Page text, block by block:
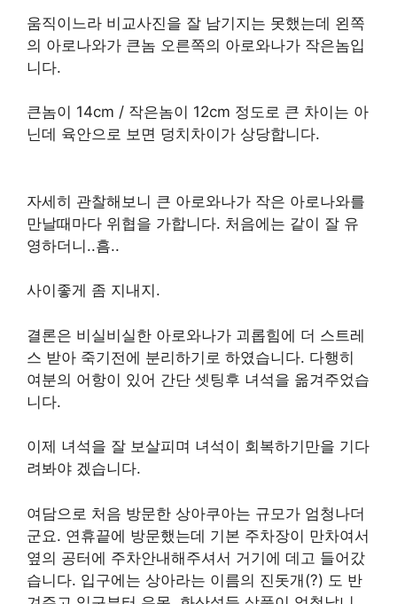
움직이느라 비교사진을 잘 남기지는 못했는데 왼쪽
의 아로나와가 큰놈 오른쪽의 아로와나가 작은놈입
니다.
큰놈이 14cm / 작은놈이 12cm 정도로 큰 차이는 아
닌데 육안으로 보면 덩치차이가 상당합니다.
자세히 관찰해보니 큰 아로와나가 작은 아로나와를
만날때마다 위협을 가합니다. 처음에는 같이 잘 유
영하더니..흠..
사이좋게 좀 지내지.
결론은 비실비실한 아로와나가 괴롭힘에 더 스트레
스 받아 죽기전에 분리하기로 하였습니다. 다행히
여분의 어항이 있어 간단 셋팅후 녀석을 옮겨주었습
니다.
이제 녀석을 잘 보살피며 녀석이 회복하기만을 기다
려봐야 겠습니다.
여담으로 처음 방문한 상아쿠아는 규모가 엄청나더
군요. 연휴끝에 방문했는데 기본 주차장이 만차여서
옆의 공터에 주차안내해주셔서 거기에 데고 들어갔
습니다. 입구에는 상아라는 이름의 진돗개(?) 도 반